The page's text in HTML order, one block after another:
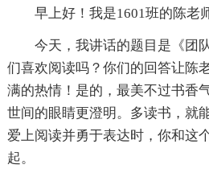
早上好！我是1601班的陈老
今天，我讲话的题目是《团
们喜欢阅读吗？你们的回答让陈
满的热情！是的，最美不过书香
世间的眼睛更澄明。多读书，就
爱上阅读并勇于表达时，你和这
起。